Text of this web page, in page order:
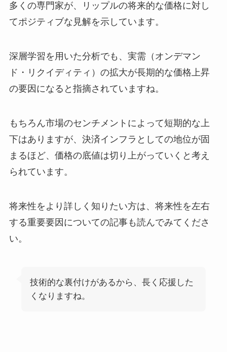
多くの専門家が、リップルの将来的な価格に対し
てポジティブな見解を示しています。
深層学習を用いた分析でも、実需（オンデマン
ド・リクイディティ）の拡大が長期的な価格上昇
の要因になると指摘されていますね。
もちろん市場のセンチメントによって短期的な上
下はありますが、決済インフラとしての地位が固
まるほど、価格の底値は切り上がっていくと考え
られています。
将来性をより詳しく知りたい方は、将来性を左右
する重要要因についての記事も読んでみてくださ
い。
技術的な裏付けがあるから、長く応援した
くなりますね。